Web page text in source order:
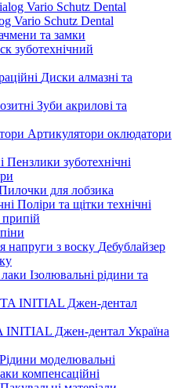
Vario Schutz Dental
та замки
зуботехнічний
Диски алмазні та
Зуби акрилові та
Артикулятори оклюдатори
Пензлики зуботехнічні
для лобзика
Поліри та щітки технічні
припій
Дебублайзер
Ізолювальні рідини та
INITIAL Джен-дентал Україна
Рідини моделювальні
компенсаційні